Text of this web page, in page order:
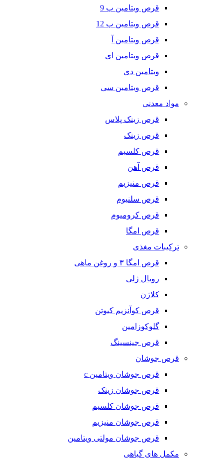
قرص ویتامین ب 9
قرص ویتامین ب 12
قرص ویتامین آ
قرص ویتامین ای
ویتامین دی
قرص ویتامین سی
مواد معدنی
قرص زینک پلاس
قرص زینک
قرص کلسیم
قرص آهن
قرص منیزیم
قرص سلنیوم
قرص کرومیوم
قرص امگا
ترکیبات مغذی
قرص امگا ٣ و روغن ماهی
رویال ژلی
کلاژن
قرص کوآنزیم کیوتن
گلوکوزامین
قرص جینسینگ
قرص جوشان
قرص جوشان ویتامین c
قرص جوشان زینک
قرص جوشان کلسیم
قرص جوشان منیزیم
قرص جوشان مولتی ویتامین
مکمل های گیاهی